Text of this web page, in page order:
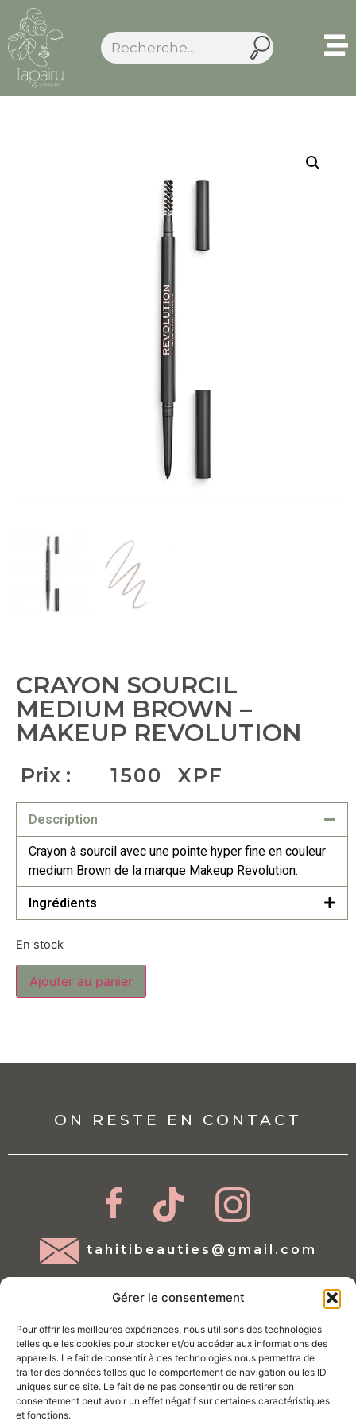
Gérer le consentement
Pour offrir les meilleures expériences, nous utilisons des technologies
telles que les cookies pour stocker et/ou accéder aux informations des
appareils. Le fait de consentir à ces technologies nous permettra de
traiter des données telles que le comportement de navigation ou les ID
uniques sur ce site. Le fait de ne pas consentir ou de retirer son
consentement peut avoir un effet négatif sur certaines caractéristiques
et fonctions.
CRAYON SOURCIL
MEDIUM BROWN –
MAKEUP REVOLUTION
Prix : 1500 XPF
Description
Crayon à sourcil avec une pointe hyper fine en couleur
medium Brown de la marque Makeup Revolution.
Ingrédients
En stock
Ajouter au panier
ON RESTE EN CONTACT
tahitibeauties@gmail.com
Mentions légales
Conditions d'utilisations